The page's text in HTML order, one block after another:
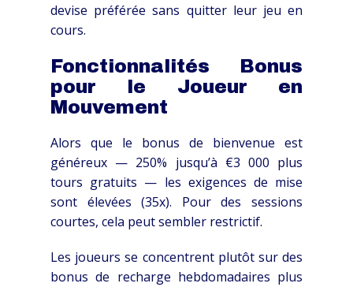
devise préférée sans quitter leur jeu en
cours.
Fonctionnalités Bonus
pour le Joueur en
Mouvement
Alors que le bonus de bienvenue est
généreux — 250% jusqu’à €3 000 plus
tours gratuits — les exigences de mise
sont élevées (35x). Pour des sessions
courtes, cela peut sembler restrictif.
Les joueurs se concentrent plutôt sur des
bonus de recharge hebdomadaires plus